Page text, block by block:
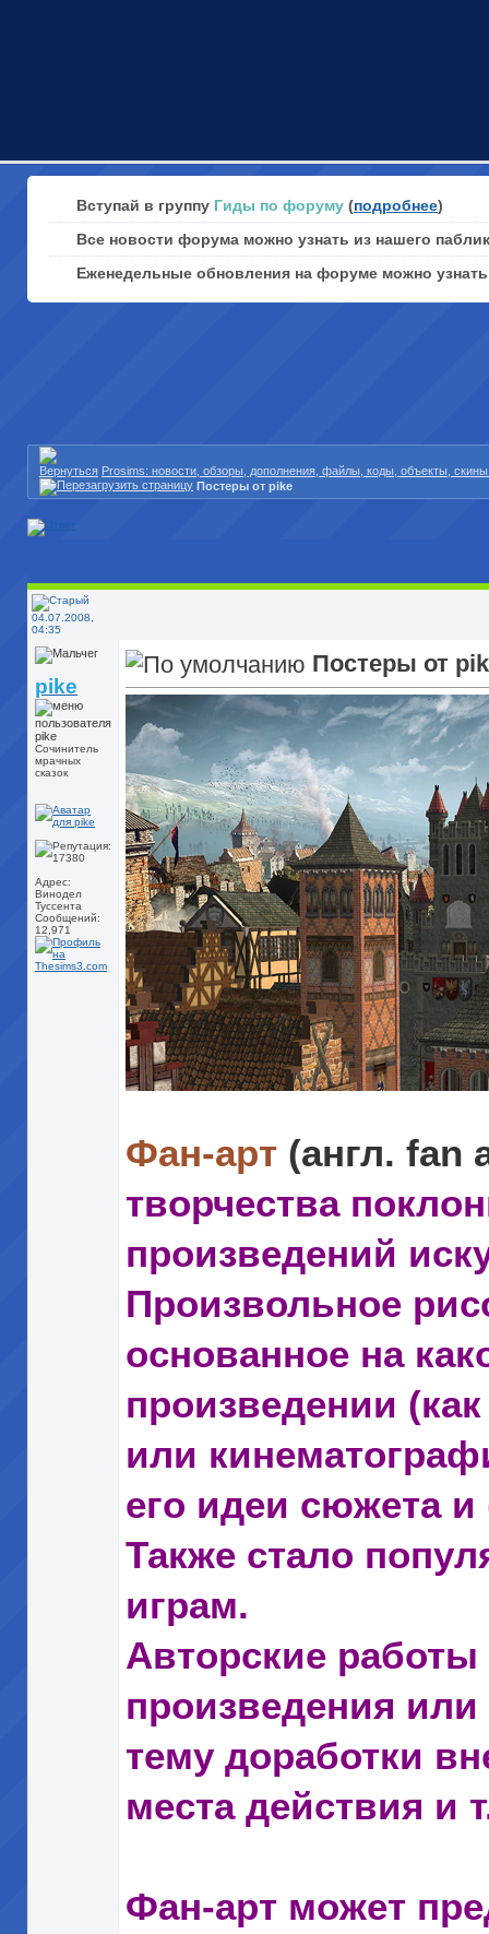
Вступай в группу Гиды по форуму (подробнее)
Все новости форума можно узнать из нашего
Еженедельные обновления на форуме можно
Prosims: новости, обзоры, дополнения, файлы, коды, объекты,
Постеры от pike
04.07.2008,
04:35
pike
Сочинитель
мрачных
сказок
Адрес:
Винодел
Туссента
Сообщений:
12,971
Постеры от
Фан-арт (англ. fan
творчества
произведений
Произвольное
основанное на
произведении
или
его идеи сюжета
Также стало
играм.
Авторские
произведения
тему доработки
места действия и
Фан-арт может